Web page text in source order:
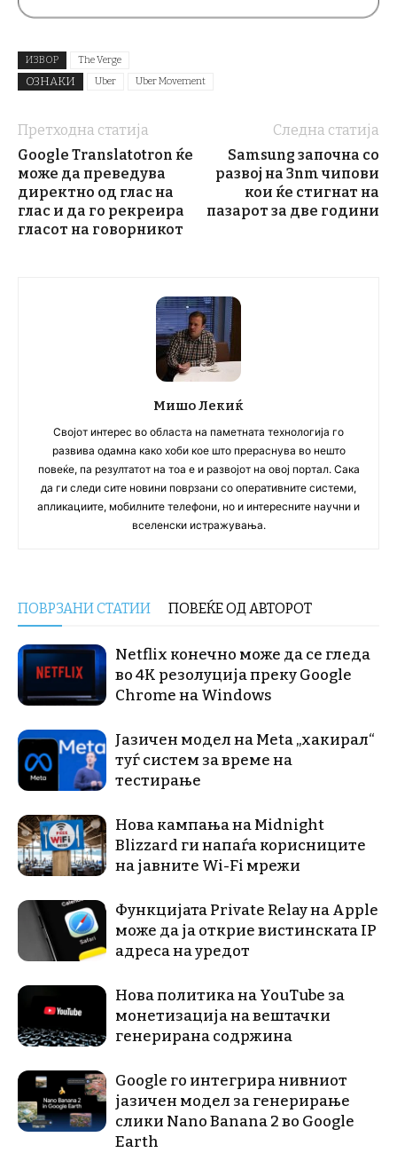
ИЗВОР The Verge
ОЗНАКИ Uber Uber Movement
Претходна статија
Google Translatotron ќе
може да преведува
директно од глас на
глас и да го рекреира
гласот на говорникот
Следна статија
Samsung започна со
развој на 3nm чипови
кои ќе стигнат на
пазарот за две години
Мишо Лекиќ
Својот интерес во областа на паметната технологија го
развива одамна како хоби кое што прераснува во нешто
повеќе, па резултатот на тоа е и развојот на овој портал. Сака
да ги следи сите новини поврзани со оперативните системи,
апликациите, мобилните телефони, но и интересните научни и
вселенски истражувања.
ПОВРЗАНИ СТАТИИ ПОВЕЌЕ ОД АВТОРОТ
Netflix конечно може да се гледа
во 4K резолуција преку Google
Chrome на Windows
Јазичен модел на Meta „хакирал“
туѓ систем за време на
тестирање
Нова кампања на Midnight
Blizzard ги напаѓа корисниците
на јавните Wi-Fi мрежи
Функцијата Private Relay на Apple
може да ја открие вистинската IP
адреса на уредот
Нова политика на YouTube за
монетизација на вештачки
генерирана содржина
Google го интегрира нивниот
јазичен модел за генерирање
слики Nano Banana 2 во Google
Earth